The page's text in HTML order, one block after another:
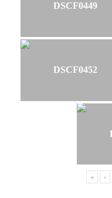
DSCF0449
DSCF0452
« ‹